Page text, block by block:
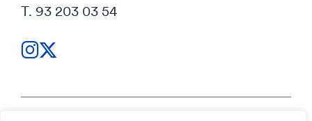
T. 93 203 03 54